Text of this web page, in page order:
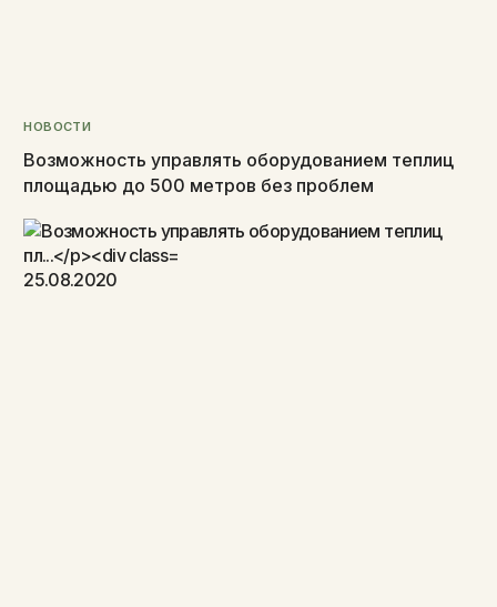
НОВОСТИ
Возможность управлять оборудованием теплиц
площадью до 500 метров без проблем
25.08.2020